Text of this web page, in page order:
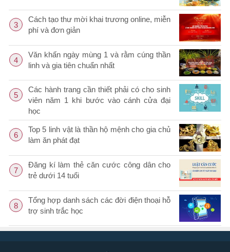
3
Cách tạo thư mời khai trương online, miễn
phí và đơn giản
4
Văn khấn ngày mùng 1 và rằm cúng thần
linh và gia tiên chuẩn nhất
5
Các hành trang cần thiết phải có cho sinh
viên năm 1 khi bước vào cánh cửa đại
học
6
Top 5 linh vật là thần hộ mệnh cho gia chủ
làm ăn phát đạt
7
Đăng kí làm thẻ căn cước công dân cho
trẻ dưới 14 tuổi
8
Tổng hợp danh sách các đời điện thoại hỗ
trợ sinh trắc học